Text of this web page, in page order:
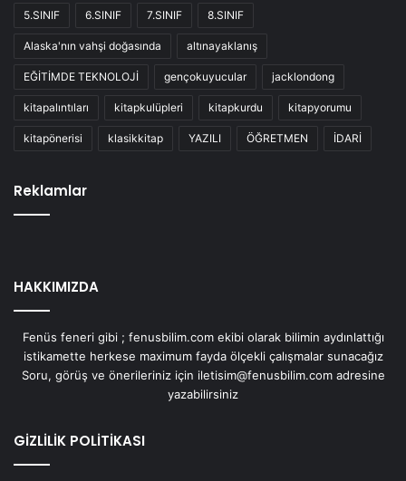
5.SINIF 6.SINIF 7.SINIF 8.SINIF
Alaska'nın vahşi doğasında altınayaklanış
EĞİTİMDE TEKNOLOJİ gençokuyucular jacklondong
kitapalıntıları kitapkulüpleri kitapkurdu kitapyorumu
kitapönerisi klasikkitap YAZILI ÖĞRETMEN İDARİ
Reklamlar
HAKKIMIZDA
Fenüs feneri gibi ; fenusbilim.com ekibi olarak bilimin aydınlattığı
istikamette herkese maximum fayda ölçekli çalışmalar sunacağız
Soru, görüş ve önerileriniz için iletisim@fenusbilim.com adresine
yazabilirsiniz
GİZLİLİK POLİTİKASI